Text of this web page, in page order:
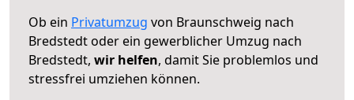
Ob ein Privatumzug von Braunschweig nach
Bredstedt oder ein gewerblicher Umzug nach
Bredstedt, wir helfen, damit Sie problemlos und
stressfrei umziehen können.